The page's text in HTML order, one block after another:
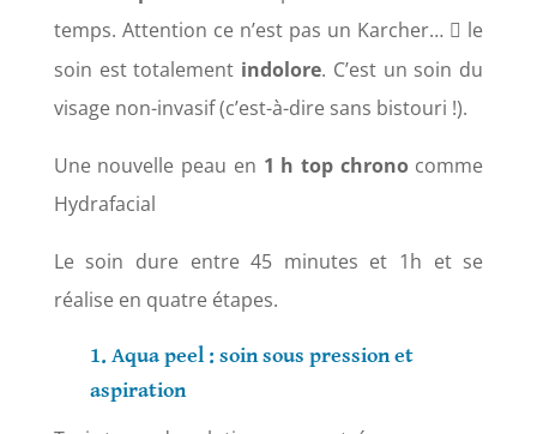
temps. Attention ce n’est pas un Karcher…  le
soin est totalement indolore. C’est un soin du
visage non-invasif (c’est-à-dire sans bistouri !).
Une nouvelle peau en 1 h top chrono comme
Hydrafacial
Le soin dure entre 45 minutes et 1h et se
réalise en quatre étapes.
1. Aqua peel : soin sous pression et
aspiration